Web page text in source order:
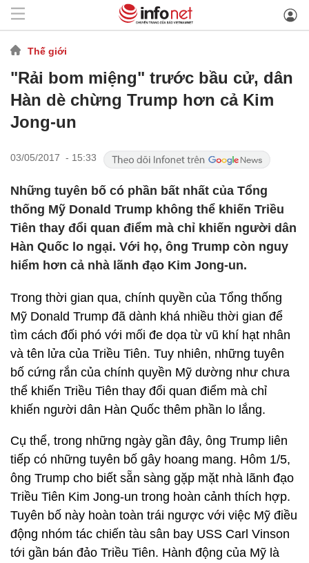
Thế giới
"Rải bom miệng" trước bầu cử, dân
Hàn dè chừng Trump hơn cả Kim
Jong-un
03/05/2017 - 15:33
Những tuyên bố có phần bất nhất của Tổng
thống Mỹ Donald Trump không thể khiến Triều
Tiên thay đổi quan điểm mà chỉ khiến người dân
Hàn Quốc lo ngại. Với họ, ông Trump còn nguy
hiểm hơn cả nhà lãnh đạo Kim Jong-un.
Trong thời gian qua, chính quyền của Tổng thống
Mỹ Donald Trump đã dành khá nhiều thời gian để
tìm cách đối phó với mối đe dọa từ vũ khí hạt nhân
và tên lửa của Triều Tiên. Tuy nhiên, những tuyên
bố cứng rắn của chính quyền Mỹ dường như chưa
thể khiến Triều Tiên thay đổi quan điểm mà chỉ
khiến người dân Hàn Quốc thêm phần lo lắng.
Cụ thể, trong những ngày gần đây, ông Trump liên
tiếp có những tuyên bố gây hoang mang. Hôm 1/5,
ông Trump cho biết sẵn sàng gặp mặt nhà lãnh đạo
Triều Tiên Kim Jong-un trong hoàn cảnh thích hợp.
Tuyên bố này hoàn toàn trái ngược với việc Mỹ điều
động nhóm tác chiến tàu sân bay USS Carl Vinson
tới gần bán đảo Triều Tiên. Hành động của Mỹ là